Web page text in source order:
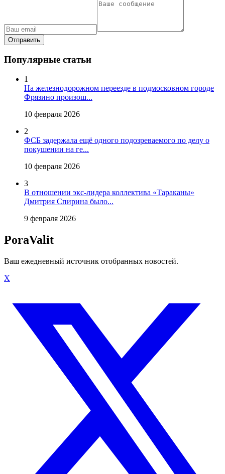
Отправить
Популярные статьи
1
На железнодорожном переезде в подмосковном городе
Фрязино произош...
10 февраля 2026
2
ФСБ задержала ещё одного подозреваемого по делу о
покушении на ге...
10 февраля 2026
3
В отношении экс-лидера коллектива «Тараканы»
Дмитрия Спирина было...
9 февраля 2026
PoraValit
Ваш ежедневный источник отобранных новостей.
X